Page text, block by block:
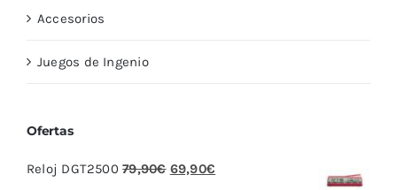
Accesorios
Juegos de Ingenio
Ofertas
Reloj DGT2500 79,90€ El
69,90€